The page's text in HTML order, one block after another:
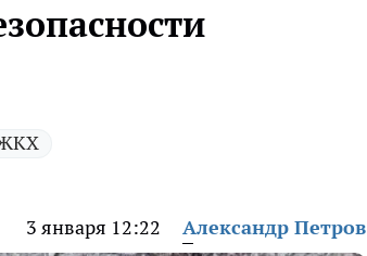
3 января 12:22 Александр Петров